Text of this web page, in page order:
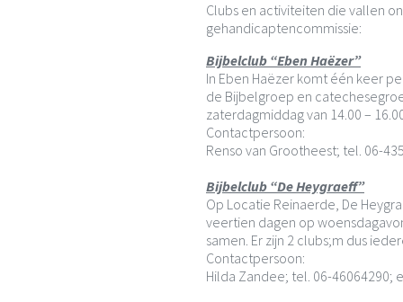
Clubs en activiteiten die vallen
gehandicaptencommissie:
Bijbelclub “Eben Haëzer”
In Eben Haëzer komt één keer
de Bijbelgroep en
zaterdagmiddag van 14.00 –
Contactpersoon:
Renso van Grootheest; tel. 06-
Bijbelclub “De Heygraeff”
Op Locatie Reinaerde, De
veertien dagen op
samen. Er zijn 2 clubs;m dus
Contactpersoon:
Hilda Zandee; tel. 06-46064290;